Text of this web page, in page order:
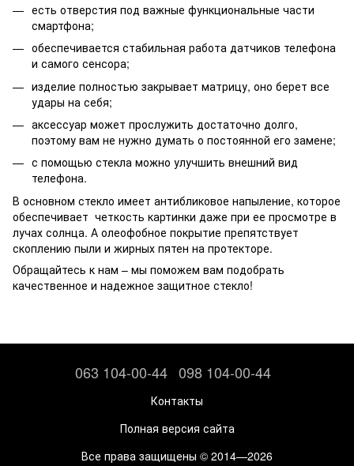
есть отверстия под важные функциональные части
смартфона;
обеспечивается стабильная работа датчиков телефона
и самого сенсора;
изделие полностью закрывает матрицу, оно берет все
удары на себя;
аксессуар может прослужить достаточно долго,
поэтому вам не нужно думать о постоянной его замене;
с помощью стекла можно улучшить внешний вид
телефона.
В основном стекло имеет антибликовое напыление, которое
обеспечивает четкость картинки даже при ее просмотре в
лучах солнца. А олеофобное покрытие препятствует
скоплению пыли и жирных пятен на протекторе.
Обращайтесь к нам – мы поможем вам подобрать
качественное и надежное защитное стекло!
063 104-00-44 098 104-00-44
Контакты
Полная версия сайта
Все права защищены © 2014—2026